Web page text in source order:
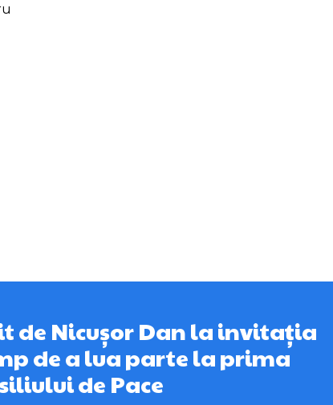
de Nicușor Dan la invitația
de a lua parte la prima
de Pace